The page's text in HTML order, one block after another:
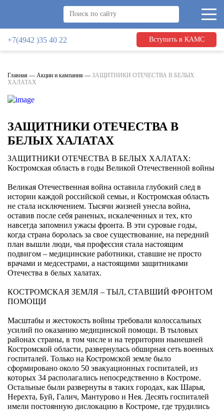
+7(4942 )35 40 22 Вступить в КАМС
Главная — Акции и кампания — ЗАЩИТНИКИ ОТЕЧЕСТВА В БЕЛЫХ
ХАЛАТАХ
ЗАЩИТНИКИ ОТЕЧЕСТВА В
БЕЛЫХ ХАЛАТАХ
ЗАЩИТНИКИ ОТЕЧЕСТВА В БЕЛЫХ ХАЛАТАХ:
Костромская область в годы Великой Отечественной войны
Великая Отечественная война оставила глубокий след в
истории каждой российской семьи, и Костромская область
не стала исключением. Тысячи жизней унесла война,
оставив после себя раненых, искалеченных и тех, кто
навсегда запомнил ужасы фронта. В эти суровые годы,
когда страна боролась за свое существование, на передний
план вышли люди, чья профессия стала настоящим
подвигом – медицинские работники, ставшие не просто
врачами и медсестрами, а настоящими защитниками
Отечества в белых халатах.
КОСТРОМСКАЯ ЗЕМЛЯ – ТЫЛ, СТАВШИЙ ФРОНТОМ
ПОМОЩИ
Масштабы и жестокость войны требовали колоссальных
усилий по оказанию медицинской помощи. В тыловых
районах страны, в том числе и на территории нынешней
Костромской области, развернулась обширная сеть военных
госпиталей. Только на Костромской земле было
сформировано около 50 эвакуационных госпиталей, из
которых 34 располагались непосредственно в Костроме.
Остальные были развернуты в таких городах, как Шарья,
Нерехта, Буй, Галич, Мантурово и Нея. Десять госпиталей
имели постоянную дислокацию в Костроме, где трудились